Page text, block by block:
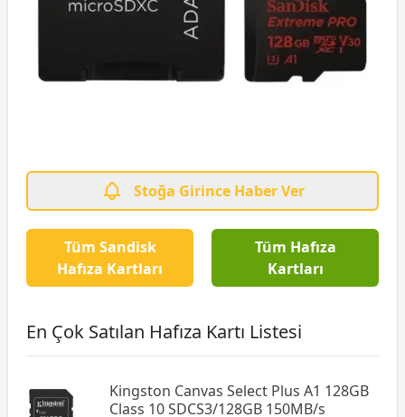
Stoğa Girince Haber Ver
Tüm Sandisk
Hafıza Kartları
Tüm Hafıza
Kartları
En Çok Satılan Hafıza Kartı Listesi
Kingston Canvas Select Plus A1 128GB
Class 10 SDCS3/128GB 150MB/s